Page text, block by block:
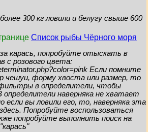
300 кг ловили и белугу свыше 600
Список рыбы Чёрного моря
карась, попробуйте отыскать в
с розового цвета:
Если помните
чешуи, форму хвоста или размер, то
в определители, чтобы
определители наверняка не хватает
если вы ловили его, то, наверняка эта
Попробуйте воспользоваться
попробуйте выполнить поиск на